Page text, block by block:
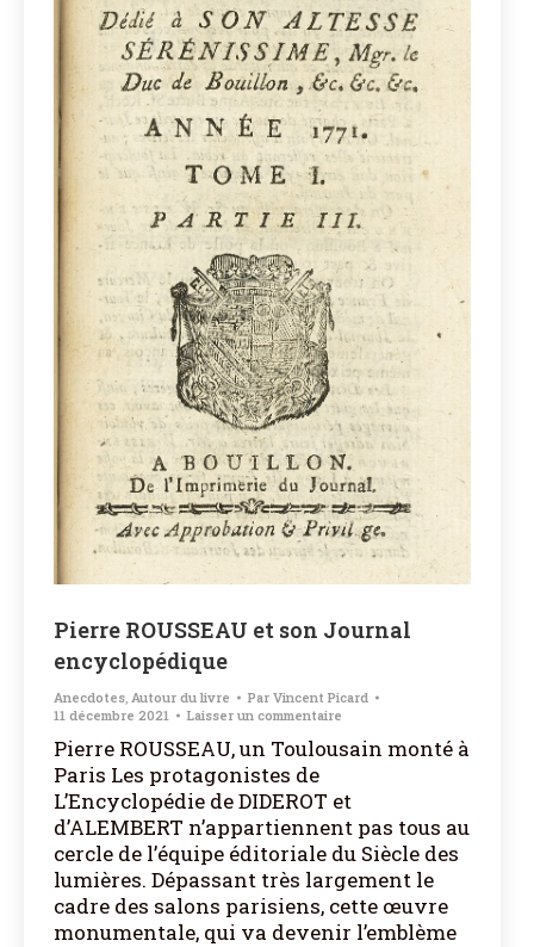
Pierre ROUSSEAU et son Journal
encyclopédique
Anecdotes, Autour du livre Par Vincent Picard
11 décembre 2021
Laisser un commentaire
Pierre ROUSSEAU, un Toulousain monté à
Paris Les protagonistes de
L’Encyclopédie de DIDEROT et
d’ALEMBERT n’appartiennent pas tous au
cercle de l’équipe éditoriale du Siècle des
lumières. Dépassant très largement le
cadre des salons parisiens, cette œuvre
monumentale, qui va devenir l’emblème